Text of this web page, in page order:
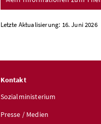
Letzte Aktualisierung: 16. Juni 2026
Kontakt
Sozialministerium
Presse / Medien